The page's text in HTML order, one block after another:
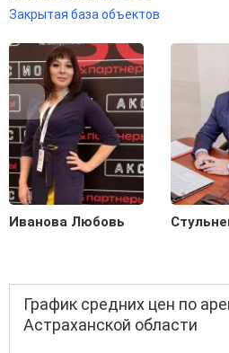
Закрытая база объектов
Иванова Любовь
График средних цен по
Астраханской области